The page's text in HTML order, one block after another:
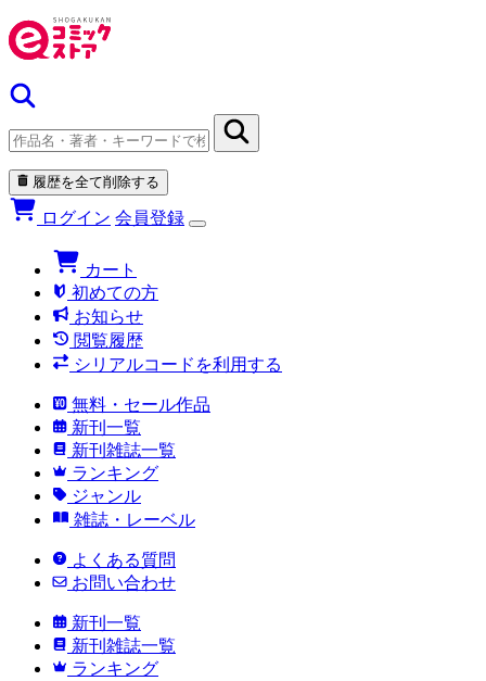
履歴を全て削除する
ログイン 会員登録
カート
初めての方
お知らせ
閲覧履歴
シリアルコードを利用する
無料・セール作品
新刊一覧
新刊雑誌一覧
ランキング
ジャンル
雑誌・レーベル
よくある質問
お問い合わせ
新刊一覧
新刊雑誌一覧
ランキング